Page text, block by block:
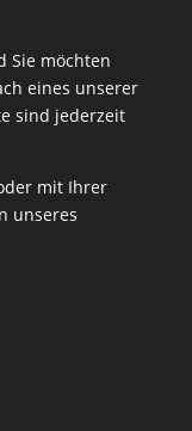
Sie möchten
eines unserer
sind jederzeit
mit Ihrer
unseres